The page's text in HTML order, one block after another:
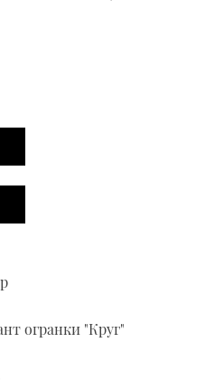
огранки "Круг"